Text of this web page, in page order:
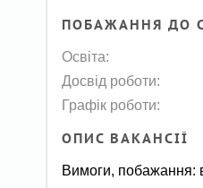
ПОБАЖАННЯ ДО
Освіта:
Досвід роботи:
Графік роботи:
ОПИС ВАКАНСІЇ
Вимоги, побажання: